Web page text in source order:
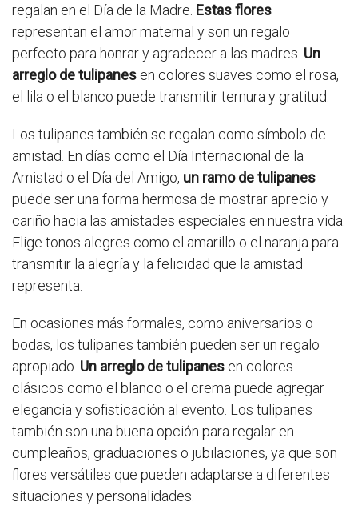
regalan en el Día de la Madre. Estas flores
representan el amor maternal y son un regalo
perfecto para honrar y agradecer a las madres. Un
arreglo de tulipanes en colores suaves como el rosa,
el lila o el blanco puede transmitir ternura y gratitud.
Los tulipanes también se regalan como símbolo de
amistad. En días como el Día Internacional de la
Amistad o el Día del Amigo, un ramo de tulipanes
puede ser una forma hermosa de mostrar aprecio y
cariño hacia las amistades especiales en nuestra vida.
Elige tonos alegres como el amarillo o el naranja para
transmitir la alegría y la felicidad que la amistad
representa.
En ocasiones más formales, como aniversarios o
bodas, los tulipanes también pueden ser un regalo
apropiado. Un arreglo de tulipanes en colores
clásicos como el blanco o el crema puede agregar
elegancia y sofisticación al evento. Los tulipanes
también son una buena opción para regalar en
cumpleaños, graduaciones o jubilaciones, ya que son
flores versátiles que pueden adaptarse a diferentes
situaciones y personalidades.